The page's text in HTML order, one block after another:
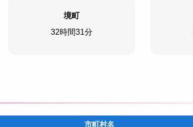
境町
32時間31分
市町村名